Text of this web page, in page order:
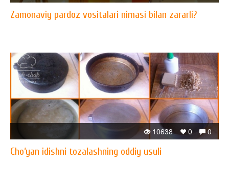
Zamonaviy pardoz vositalari nimasi bilan zararli?
0
0
10638
Cho‘yan idishni tozalashning oddiy usuli